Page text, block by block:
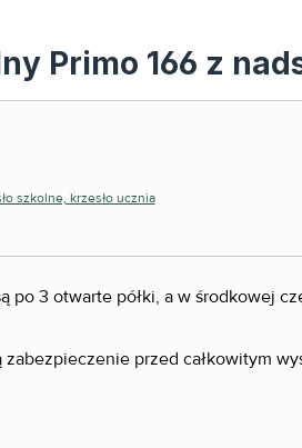
Primo 166 z
po 3 otwarte półki, a w środkowej
przed całkowitym